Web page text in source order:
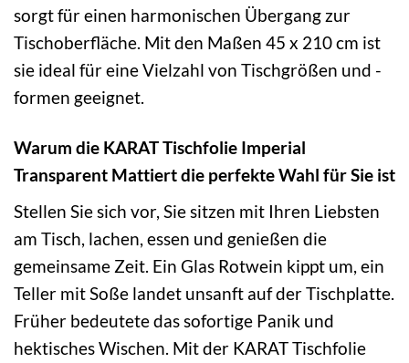
sorgt für einen harmonischen Übergang zur
Tischoberfläche. Mit den Maßen 45 x 210 cm ist
sie ideal für eine Vielzahl von Tischgrößen und -
formen geeignet.
Warum die KARAT Tischfolie Imperial
Transparent Mattiert die perfekte Wahl für Sie ist
Stellen Sie sich vor, Sie sitzen mit Ihren Liebsten
am Tisch, lachen, essen und genießen die
gemeinsame Zeit. Ein Glas Rotwein kippt um, ein
Teller mit Soße landet unsanft auf der Tischplatte.
Früher bedeutete das sofortige Panik und
hektisches Wischen. Mit der KARAT Tischfolie